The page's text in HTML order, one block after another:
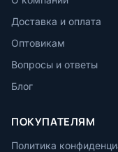
Доставка и оплата
Оптовикам
Вопросы и ответы
Блог
ПОКУПАТЕЛЯМ
Политика